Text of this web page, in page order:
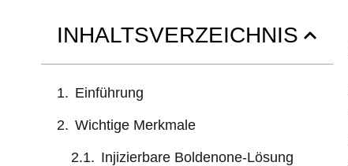
INHALTSVERZEICHNIS
Einführung
Wichtige Merkmale
Injizierbare Boldenone-Lösung